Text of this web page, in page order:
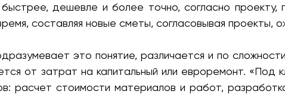
дешевле и более точно, согласно
составляя новые сметы, согласовывая проекты,
это понятие, различается и по
от затрат на капитальный или евроремонт. «Под
расчет стоимости материалов и работ,